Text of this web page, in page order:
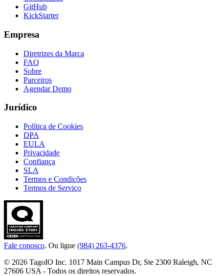
GitHub
KickStarter
Empresa
Diretrizes da Marca
FAQ
Sobre
Parceiros
Agendar Demo
Jurídico
Política de Cookies
DPA
EULA
Privacidade
Confiança
SLA
Termos e Condições
Termos de Serviço
Fale conosco. Ou ligue (984) 263-4376.
© 2026 TagoIO Inc. 1017 Main Campus Dr, Ste 2300 Raleigh, NC
27606 USA - Todos os direitos reservados.